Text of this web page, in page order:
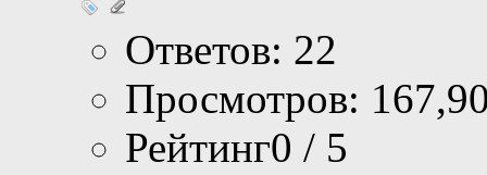
Ответов: 22
Просмотров:
Рейтинг0 / 5